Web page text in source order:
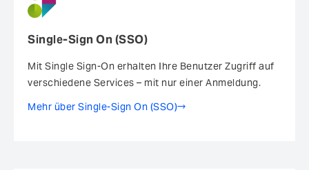
Single-Sign On (SSO)
Mit Single Sign-On erhalten Ihre Benutzer Zugriff auf
verschiedene Services – mit nur einer Anmeldung.
Mehr über Single-Sign On (SSO)